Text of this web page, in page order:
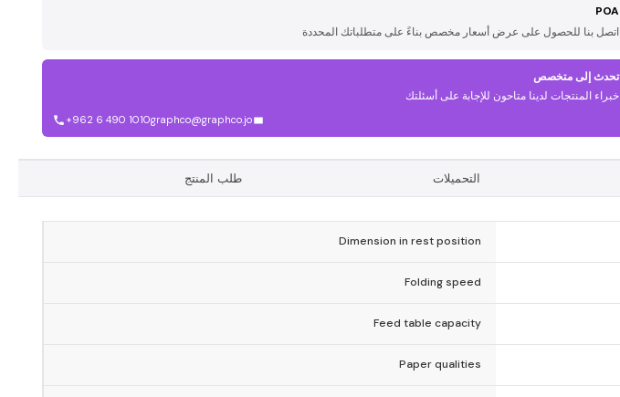
POA
اتصل بنا للحصول على عرض أسعار مخصص بناءً على متطلباتك المحددة
تحدث إلى متخصص
خبراء المنتجات لدينا متاحون للإجابة على أسئلتك
graphco@graphco.jo
+962 6 490 1010
التحميلات طلب المنتج
Dimension in rest position
Folding speed
Feed table capacity
Paper qualities